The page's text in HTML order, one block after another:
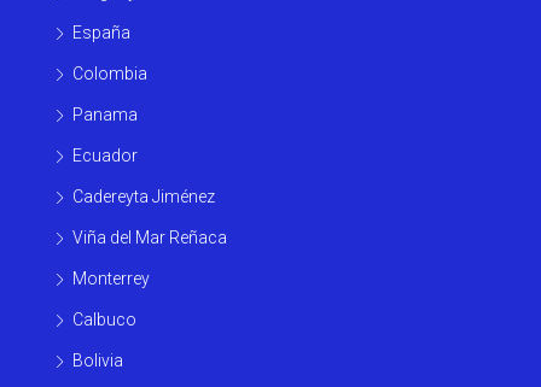
España
Colombia
Panama
Ecuador
Cadereyta Jiménez
Viña del Mar Reñaca
Monterrey
Calbuco
Bolivia